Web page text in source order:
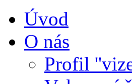
Úvod
O nás
Profil